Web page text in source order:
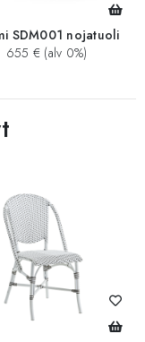
SDM001 nojatuoli
655 € (alv 0%)